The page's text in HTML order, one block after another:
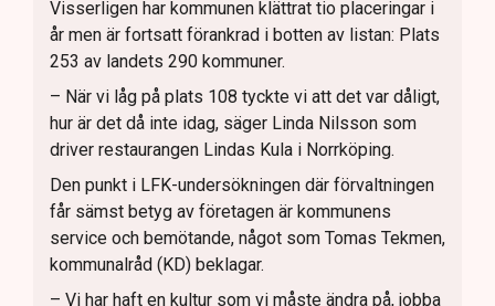
Visserligen har kommunen klättrat tio placeringar i
år men är fortsatt förankrad i botten av listan: Plats
253 av landets 290 kommuner.
– När vi låg på plats 108 tyckte vi att det var dåligt,
hur är det då inte idag, säger Linda Nilsson som
driver restaurangen Lindas Kula i Norrköping.
Den punkt i LFK-undersökningen där förvaltningen
får sämst betyg av företagen är kommunens
service och bemötande, något som Tomas Tekmen,
kommunalråd (KD) beklagar.
– Vi har haft en kultur som vi måste ändra på, jobba